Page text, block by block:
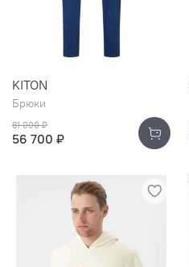
KITON
Брюки
81 000 ₽
56 700 ₽